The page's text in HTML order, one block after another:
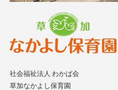
社会福祉法人 わかば会
草加なかよし保育園